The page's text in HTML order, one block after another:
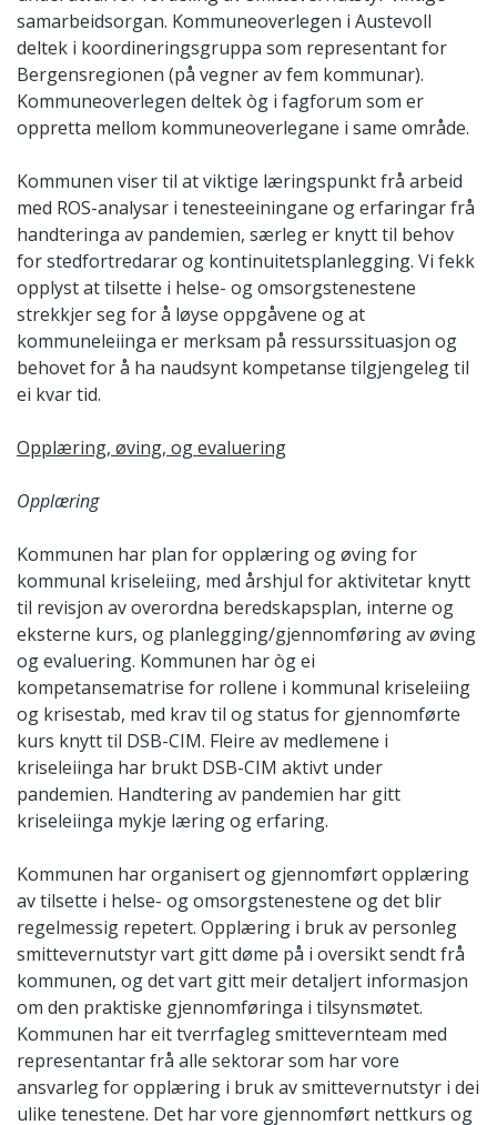
samarbeidsorgan. Kommuneoverlegen i Austevoll
deltek i koordineringsgruppa som representant for
Bergensregionen (på vegner av fem kommunar).
Kommuneoverlegen deltek òg i fagforum som er
oppretta mellom kommuneoverlegane i same område.
Kommunen viser til at viktige læringspunkt frå arbeid
med ROS-analysar i tenesteeiningane og erfaringar frå
handteringa av pandemien, særleg er knytt til behov
for stedfortredarar og kontinuitetsplanlegging. Vi fekk
opplyst at tilsette i helse- og omsorgstenestene
strekkjer seg for å løyse oppgåvene og at
kommuneleiinga er merksam på ressurssituasjon og
behovet for å ha naudsynt kompetanse tilgjengeleg til
ei kvar tid.
Opplæring, øving, og evaluering
Opplæring
Kommunen har plan for opplæring og øving for
kommunal kriseleiing, med årshjul for aktivitetar knytt
til revisjon av overordna beredskapsplan, interne og
eksterne kurs, og planlegging/gjennomføring av øving
og evaluering. Kommunen har òg ei
kompetansematrise for rollene i kommunal kriseleiing
og krisestab, med krav til og status for gjennomførte
kurs knytt til DSB-CIM. Fleire av medlemene i
kriseleiinga har brukt DSB-CIM aktivt under
pandemien. Handtering av pandemien har gitt
kriseleiinga mykje læring og erfaring.
Kommunen har organisert og gjennomført opplæring
av tilsette i helse- og omsorgstenestene og det blir
regelmessig repetert. Opplæring i bruk av personleg
smittevernutstyr vart gitt døme på i oversikt sendt frå
kommunen, og det vart gitt meir detaljert informasjon
om den praktiske gjennomføringa i tilsynsmøtet.
Kommunen har eit tverrfagleg smittevernteam med
representantar frå alle sektorar som har vore
ansvarleg for opplæring i bruk av smittevernutstyr i dei
ulike tenestene. Det har vore gjennomført nettkurs og